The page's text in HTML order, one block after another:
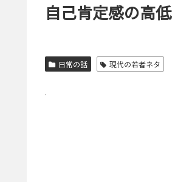
自己肯定感の高低
日常の話 現代の若者ネタ